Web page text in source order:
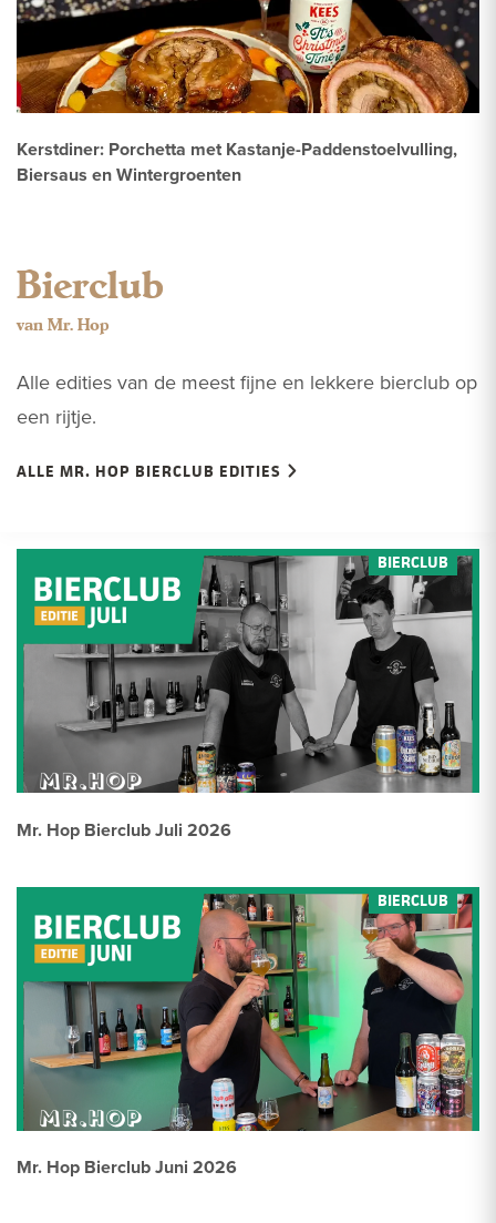
Kerstdiner: Porchetta met Kastanje-Paddenstoelvulling,
Biersaus en Wintergroenten
Bierclub
van Mr. Hop
Alle edities van de meest fijne en lekkere bierclub op
een rijtje.
ALLE MR. HOP BIERCLUB EDITIES
Mr. Hop Bierclub Juli 2026
Mr. Hop Bierclub Juni 2026